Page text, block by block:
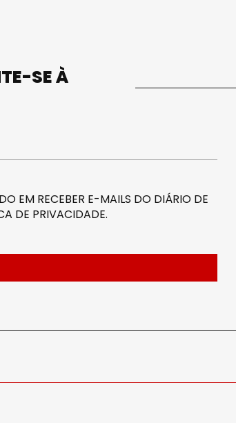
SE À
EM RECEBER E-MAILS DO DIÁRIO DE
DE PRIVACIDADE.